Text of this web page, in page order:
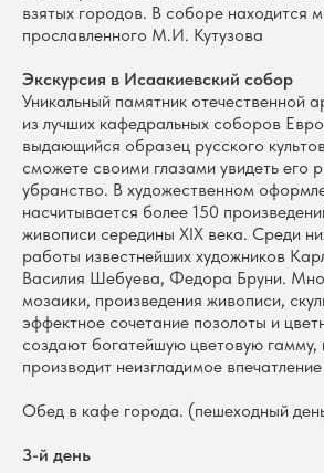
взятых городов. В соборе находится
прославленного М.И. Кутузова
Экскурсия в Исаакиевский собор
Уникальный памятник отечественной
из лучших кафедральных соборов
выдающийся образец русского
сможете своими глазами увидеть его
убранство. В художественном
насчитывается более 150
живописи середины XIX века. Среди
работы известнейших художников
Василия Шебуева, Федора Бруни.
мозаики, произведения живописи,
эффектное сочетание позолоты и
создают богатейшую цветовую гамму,
производит неизгладимое впечатление
Обед в кафе города. (пешеходный
3-й день